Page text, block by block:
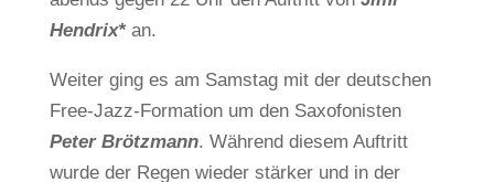
Hendrix*an.
Weiter ging es am Samstag mit der deutschen
Free-Jazz-Formation um den Saxofonisten
Peter Brötzmann. Während diesem Auftritt
wurde der Regen wieder stärker und in der